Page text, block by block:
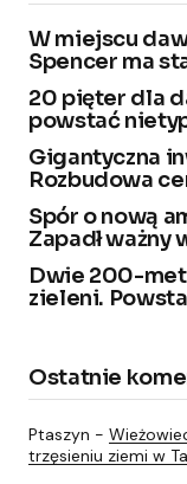
W miejscu
Spencer ma
20 pięter dla
powstać
Gigantyczna
Rozbudowa
Spór o nową
Zapadł ważny
Dwie 200-
zieleni.
Ostatnie
Ptaszyn -
trzęsieniu ziemi w